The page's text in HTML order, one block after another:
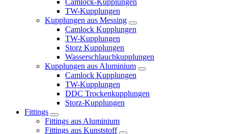
TW-Kupplungen
Kupplungen aus Messing
Camlock Kupplungen
TW-Kupplungen
Storz Kupplungen
Wasserschlauchkupplungen
Kupplungen aus Aluminium
Camlock Kupplungen
TW-Kupplungen
DDC Trockenkupplungen
Storz-Kupplungen
Fittings
Fittings aus Aluminium
Fittings aus Kunststoff